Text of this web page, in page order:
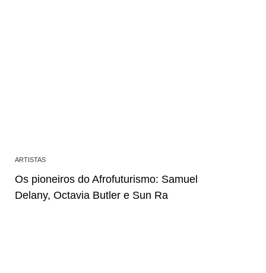
ARTISTAS
Os pioneiros do Afrofuturismo: Samuel
Delany, Octavia Butler e Sun Ra